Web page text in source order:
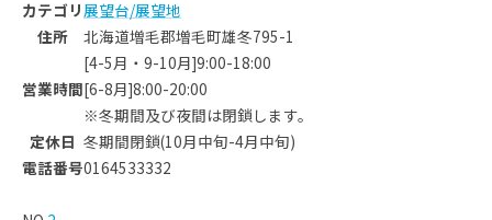
カテゴリ展望台/展望地
住所
北海道増毛郡増毛町雄冬795-1
営業時間
[4-5月・9-10月]9:00-18:00
[6-8月]8:00-20:00
※冬期間及び夜間は閉鎖します。
定休日 冬期間閉鎖(10月中旬-4月中旬)
電話番号0164533332